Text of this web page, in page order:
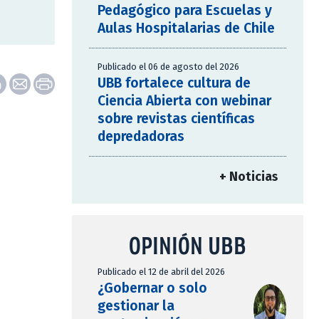
Pedagógico para Escuelas y
Aulas Hospitalarias de Chile
Publicado el 06 de agosto del 2026
UBB fortalece cultura de
Ciencia Abierta con webinar
sobre revistas científicas
depredadoras
+ Noticias
OPINIÓN UBB
Publicado el 12 de abril del 2026
¿Gobernar o solo
gestionar la